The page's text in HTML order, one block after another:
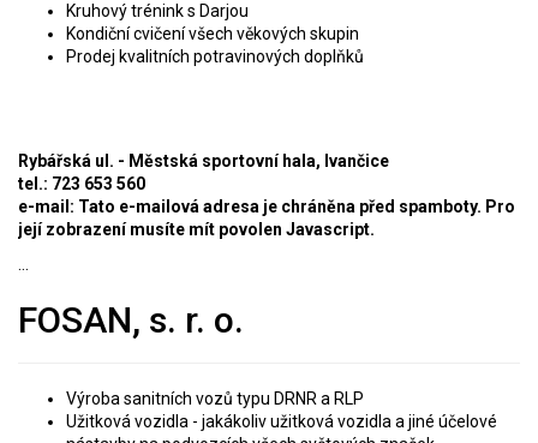
Kruhový trénink s Darjou
Kondiční cvičení všech věkových skupin
Prodej kvalitních potravinových doplňků
Rybářská ul. - Městská sportovní hala, Ivančice
tel.: 723 653 560
e-mail: Tato e-mailová adresa je chráněna před spamboty. Pro
její zobrazení musíte mít povolen Javascript.
FOSAN, s. r. o.
Výroba sanitních vozů typu DRNR a RLP
Užitková vozidla - jakákoliv užitková vozidla a jiné účelové